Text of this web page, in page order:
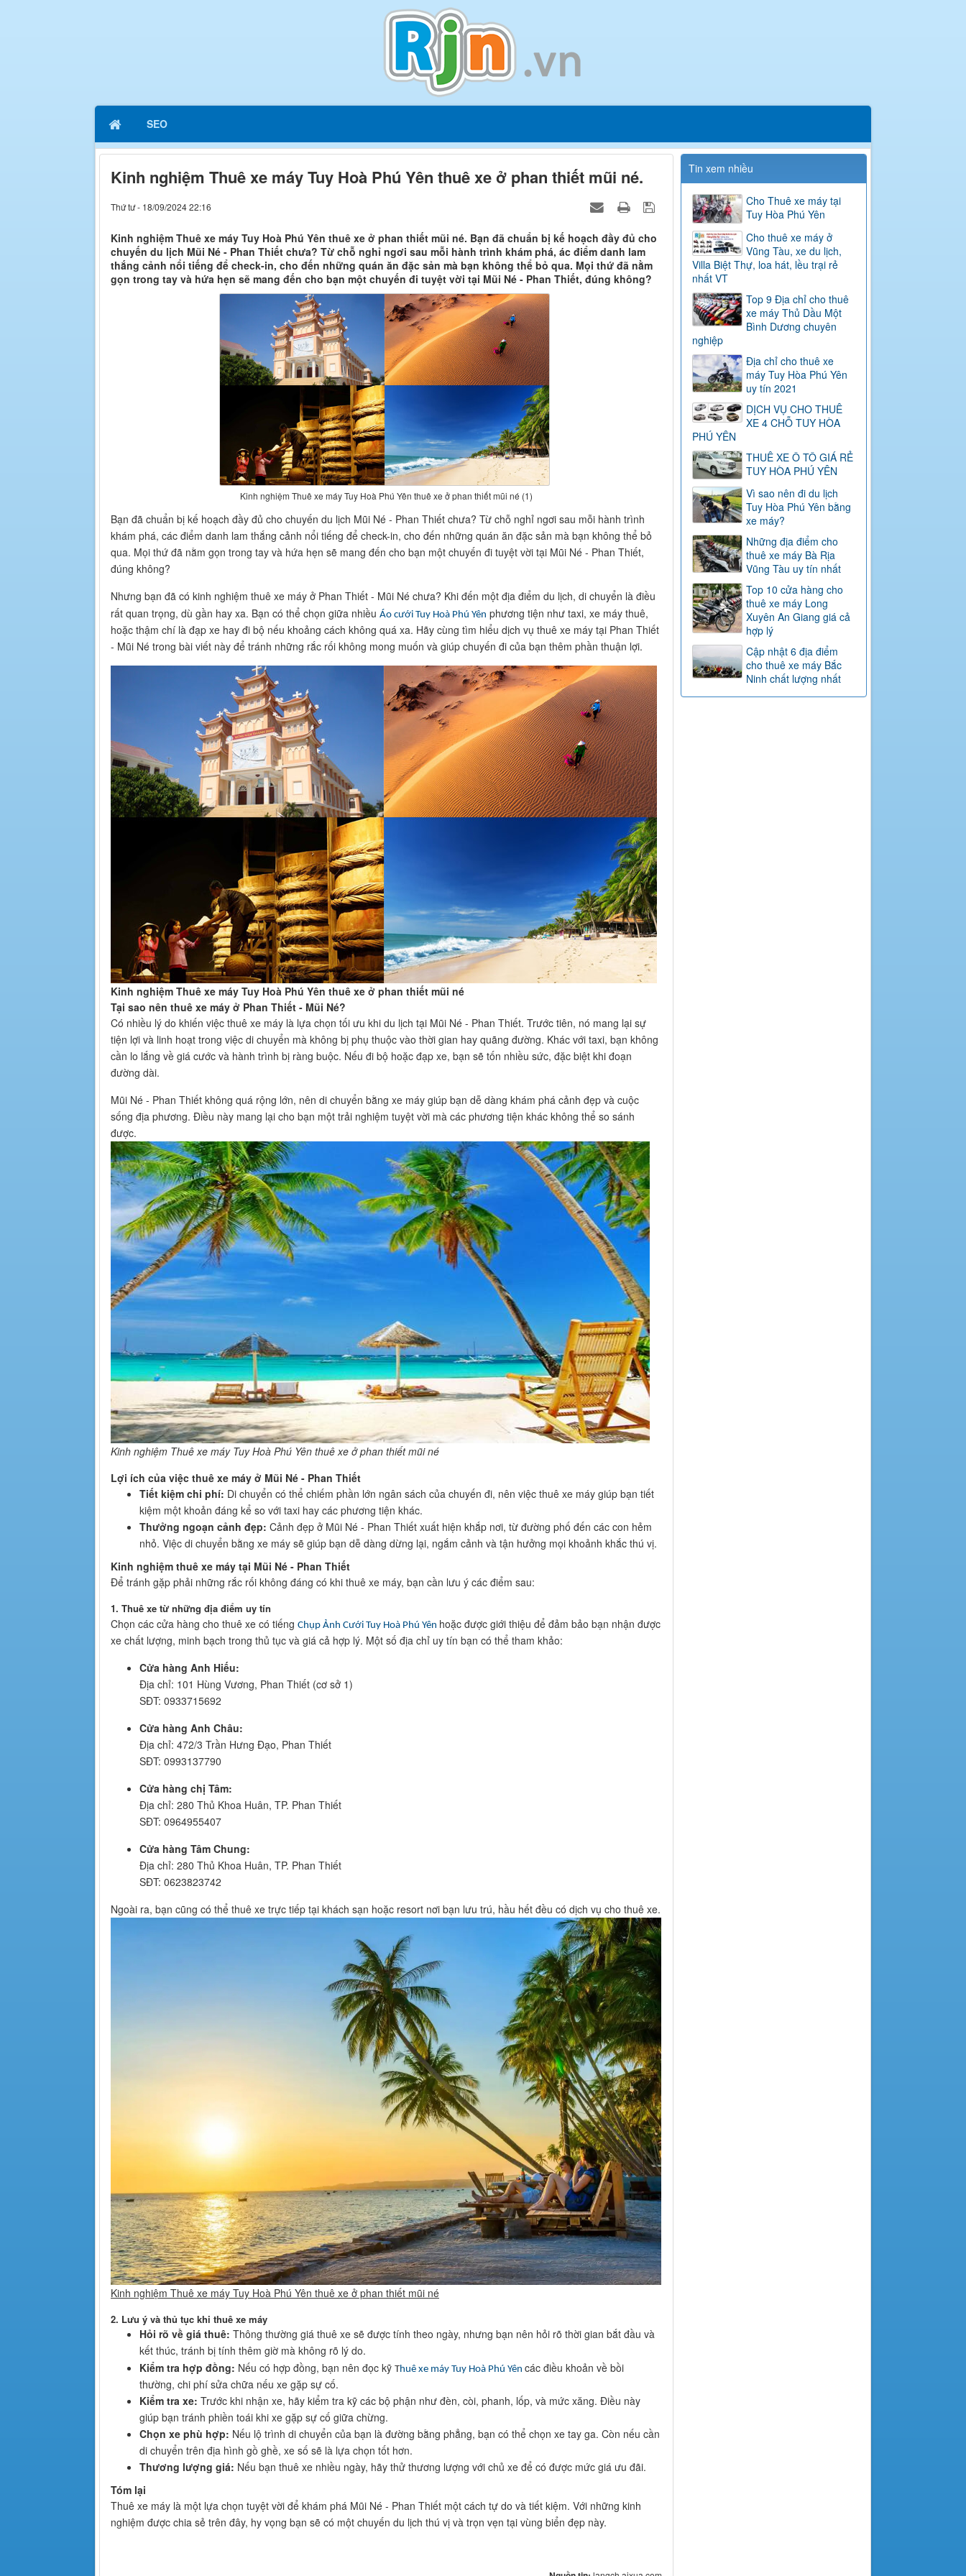
SEO
Kinh nghiệm Thuê xe máy Tuy Hoà Phú Yên thuê xe ở phan thiết mũi né.
Thứ tư - 18/09/2024 22:16
Kinh nghiệm Thuê xe máy Tuy Hoà Phú Yên thuê xe ở phan thiết mũi né. Bạn đã chuẩn bị kế hoạch đầy đủ cho
chuyến du lịch Mũi Né - Phan Thiết chưa? Từ chỗ nghỉ ngơi sau mỗi hành trình khám phá, ác điểm danh lam
thắng cảnh nổi tiếng để check-in, cho đến những quán ăn đặc sản mà bạn không thể bỏ qua. Mọi thứ đã nằm
gọn trong tay và hứa hẹn sẽ mang đến cho bạn một chuyến đi tuyệt vời tại Mũi Né - Phan Thiết, đúng không?
Kinh nghiệm Thuê xe máy Tuy Hoà Phú Yên thuê xe ở phan thiết mũi né (1)
Bạn đã chuẩn bị kế hoạch đầy đủ cho chuyến du lịch Mũi Né - Phan Thiết chưa? Từ chỗ nghỉ ngơi sau mỗi hành trình
khám phá, các điểm danh lam thắng cảnh nổi tiếng để check-in, cho đến những quán ăn đặc sản mà bạn không thể bỏ
qua. Mọi thứ đã nằm gọn trong tay và hứa hẹn sẽ mang đến cho bạn một chuyến đi tuyệt vời tại Mũi Né - Phan Thiết,
đúng không?
Nhưng bạn đã có kinh nghiệm thuê xe máy ở Phan Thiết - Mũi Né chưa? Khi đến một địa điểm du lịch, di chuyển là điều
rất quan trọng, dù gần hay xa. Bạn có thể chọn giữa nhiều Áo cưới Tuy Hoà Phú Yên phương tiện như taxi, xe máy thuê,
hoặc thậm chí là đạp xe hay đi bộ nếu khoảng cách không quá xa. Hãy cùng tìm hiểu dịch vụ thuê xe máy tại Phan Thiết
- Mũi Né trong bài viết này để tránh những rắc rối không mong muốn và giúp chuyến đi của bạn thêm phần thuận lợi.
Kinh nghiệm Thuê xe máy Tuy Hoà Phú Yên thuê xe ở phan thiết mũi né
Tại sao nên thuê xe máy ở Phan Thiết - Mũi Né?
Có nhiều lý do khiến việc thuê xe máy là lựa chọn tối ưu khi du lịch tại Mũi Né - Phan Thiết. Trước tiên, nó mang lại sự
tiện lợi và linh hoạt trong việc di chuyển mà không bị phụ thuộc vào thời gian hay quãng đường. Khác với taxi, bạn không
cần lo lắng về giá cước và hành trình bị ràng buộc. Nếu đi bộ hoặc đạp xe, bạn sẽ tốn nhiều sức, đặc biệt khi đoạn
đường dài.
Mũi Né - Phan Thiết không quá rộng lớn, nên di chuyển bằng xe máy giúp bạn dễ dàng khám phá cảnh đẹp và cuộc
sống địa phương. Điều này mang lại cho bạn một trải nghiệm tuyệt vời mà các phương tiện khác không thể so sánh
được.
Kinh nghiệm Thuê xe máy Tuy Hoà Phú Yên thuê xe ở phan thiết mũi né
Lợi ích của việc thuê xe máy ở Mũi Né - Phan Thiết
Tiết kiệm chi phí: Di chuyển có thể chiếm phần lớn ngân sách của chuyến đi, nên việc thuê xe máy giúp bạn tiết
kiệm một khoản đáng kể so với taxi hay các phương tiện khác.
Thưởng ngoạn cảnh đẹp: Cảnh đẹp ở Mũi Né - Phan Thiết xuất hiện khắp nơi, từ đường phố đến các con hẻm
nhỏ. Việc di chuyển bằng xe máy sẽ giúp bạn dễ dàng dừng lại, ngắm cảnh và tận hưởng mọi khoảnh khắc thú vị.
Kinh nghiệm thuê xe máy tại Mũi Né - Phan Thiết
Để tránh gặp phải những rắc rối không đáng có khi thuê xe máy, bạn cần lưu ý các điểm sau:
1. Thuê xe từ những địa điểm uy tín
Chọn các cửa hàng cho thuê xe có tiếng Chụp Ảnh Cưới Tuy Hoà Phú Yên hoặc được giới thiệu để đảm bảo bạn nhận được
xe chất lượng, minh bạch trong thủ tục và giá cả hợp lý. Một số địa chỉ uy tín bạn có thể tham khảo:
Cửa hàng Anh Hiếu:
Địa chỉ: 101 Hùng Vương, Phan Thiết (cơ sở 1)
SĐT: 0933715692
Cửa hàng Anh Châu:
Địa chỉ: 472/3 Trần Hưng Đạo, Phan Thiết
SĐT: 0993137790
Cửa hàng chị Tâm:
Địa chỉ: 280 Thủ Khoa Huân, TP. Phan Thiết
SĐT: 0964955407
Cửa hàng Tâm Chung:
Địa chỉ: 280 Thủ Khoa Huân, TP. Phan Thiết
SĐT: 0623823742
Ngoài ra, bạn cũng có thể thuê xe trực tiếp tại khách sạn hoặc resort nơi bạn lưu trú, hầu hết đều có dịch vụ cho thuê xe.
Kinh nghiệm Thuê xe máy Tuy Hoà Phú Yên thuê xe ở phan thiết mũi né
2. Lưu ý và thủ tục khi thuê xe máy
Hỏi rõ về giá thuê: Thông thường giá thuê xe sẽ được tính theo ngày, nhưng bạn nên hỏi rõ thời gian bắt đầu và
kết thúc, tránh bị tính thêm giờ mà không rõ lý do.
Kiểm tra hợp đồng: Nếu có hợp đồng, bạn nên đọc kỹ Thuê xe máy Tuy Hoà Phú Yên các điều khoản về bồi
thường, chi phí sửa chữa nếu xe gặp sự cố.
Kiểm tra xe: Trước khi nhận xe, hãy kiểm tra kỹ các bộ phận như đèn, còi, phanh, lốp, và mức xăng. Điều này
giúp bạn tránh phiền toái khi xe gặp sự cố giữa chừng.
Chọn xe phù hợp: Nếu lộ trình di chuyển của bạn là đường bằng phẳng, bạn có thể chọn xe tay ga. Còn nếu cần
di chuyển trên địa hình gồ ghề, xe số sẽ là lựa chọn tốt hơn.
Thương lượng giá: Nếu bạn thuê xe nhiều ngày, hãy thử thương lượng với chủ xe để có được mức giá ưu đãi.
Tóm lại
Thuê xe máy là một lựa chọn tuyệt vời để khám phá Mũi Né - Phan Thiết một cách tự do và tiết kiệm. Với những kinh
nghiệm được chia sẻ trên đây, hy vọng bạn sẽ có một chuyến du lịch thú vị và trọn vẹn tại vùng biển đẹp này.
Tin xem nhiều
Cho Thuê xe máy tại
Tuy Hòa Phú Yên
Cho thuê xe máy ở
Vũng Tàu, xe du lịch,
Villa Biệt Thự, loa hát, lều trại rẻ
nhất VT
Top 9 Địa chỉ cho thuê
xe máy Thủ Dầu Một
Bình Dương chuyên
nghiệp
Địa chỉ cho thuê xe
máy Tuy Hòa Phú Yên
uy tín 2021
DỊCH VỤ CHO THUÊ
XE 4 CHỖ TUY HÒA
PHÚ YÊN
THUÊ XE Ô TÔ GIÁ RẺ
TUY HÒA PHÚ YÊN
Vì sao nên đi du lịch
Tuy Hòa Phú Yên bằng
xe máy?
Những địa điểm cho
thuê xe máy Bà Rịa
Vũng Tàu uy tín nhất
Top 10 cửa hàng cho
thuê xe máy Long
Xuyên An Giang giá cả
hợp lý
Cập nhật 6 địa điểm
cho thuê xe máy Bắc
Ninh chất lượng nhất